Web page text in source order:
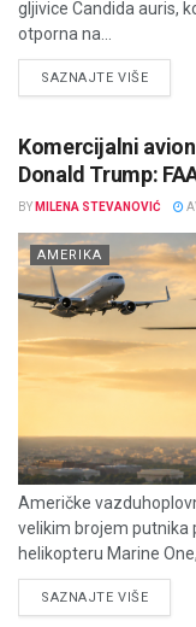
gljivice Candida auris,
otporna na...
SAZNAJTE VIŠEDETAILS
Komercijalni
Donald Trump:
BY MILENA STEVANOVIĆ
AMERIKA
Američke
velikim brojem putnika
helikopteru Marine One,
SAZNAJTE VIŠEDETAILS